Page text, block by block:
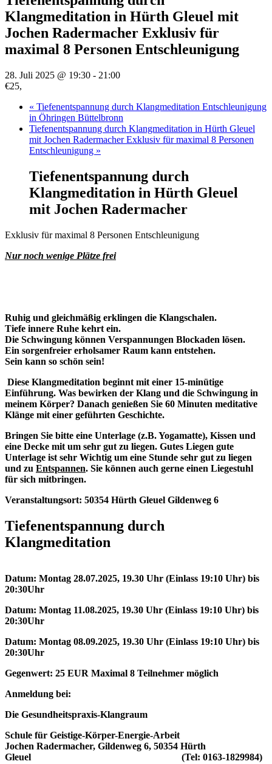
Klangmeditation in Hürth Gleuel mit
Jochen Radermacher Exklusiv für
maximal 8 Personen Entschleunigung
28. Juli 2025 @ 19:30 - 21:00
€25,
« Tiefenentspannung durch Klangmeditation Entschleunigung
in Öhringen Büttelbronn
Tiefenentspannung durch Klangmeditation in Hürth Gleuel
mit Jochen Radermacher Exklusiv für maximal 8 Personen
Entschleunigung »
Tiefenentspannung durch
Klangmeditation in Hürth Gleuel
mit Jochen Radermacher
Exklusiv für maximal 8 Personen Entschleunigung
Nur noch wenige Plätze frei
Ruhig und gleichmäßig erklingen die Klangschalen.
Tiefe innere Ruhe kehrt ein.
Die Schwingung können Verspannungen Blockaden lösen.
Ein sorgenfreier erholsamer Raum kann entstehen.
Sein kann so schön sein!
Diese Klangmeditation beginnt mit einer 15-minütige
Einführung. Was bewirken der Klang und die Schwingung in
meinem Körper? Danach genießen Sie 60 Minuten meditative
Klänge mit einer geführten Geschichte.
Bringen Sie bitte eine Unterlage (z.B. Yogamatte), Kissen und
eine Decke mit um sehr gut zu liegen. Gutes Liegen gute
Unterlage ist sehr Wichtig um eine Stunde sehr gut zu liegen
und zu Entspannen. Sie können auch gerne einen Liegestuhl
für sich mitbringen.
Veranstaltungsort: 50354 Hürth Gleuel Gildenweg 6
Tiefenentspannung durch
Klangmeditation
Datum: Montag 28.07.2025, 19.30 Uhr (Einlass 19:10 Uhr) bis
20:30Uhr
Datum: Montag 11.08.2025, 19.30 Uhr (Einlass 19:10 Uhr) bis
20:30Uhr
Datum: Montag 08.09.2025, 19.30 Uhr (Einlass 19:10 Uhr) bis
20:30Uhr
Gegenwert: 25 EUR Maximal 8 Teilnehmer möglich
Anmeldung bei:
Die Gesundheitspraxis-Klangraum
Schule für Geistige-Körper-Energie-Arbeit
Jochen Radermacher, Gildenweg 6, 50354 Hürth
Gleuel (Tel: 0163-1829984)